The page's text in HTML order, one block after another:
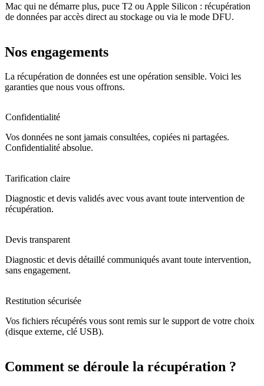
Mac qui ne démarre plus, puce T2 ou Apple Silicon : récupération
de données par accès direct au stockage ou via le mode DFU.
Nos engagements
La récupération de données est une opération sensible. Voici les
garanties que nous vous offrons.
Confidentialité
Vos données ne sont jamais consultées, copiées ni partagées.
Confidentialité absolue.
Tarification claire
Diagnostic et devis validés avec vous avant toute intervention de
récupération.
Devis transparent
Diagnostic et devis détaillé communiqués avant toute intervention,
sans engagement.
Restitution sécurisée
Vos fichiers récupérés vous sont remis sur le support de votre choix
(disque externe, clé USB).
Comment se déroule la récupération ?